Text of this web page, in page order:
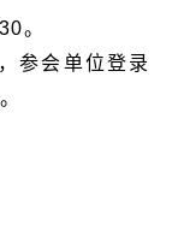
。
参会单位登录